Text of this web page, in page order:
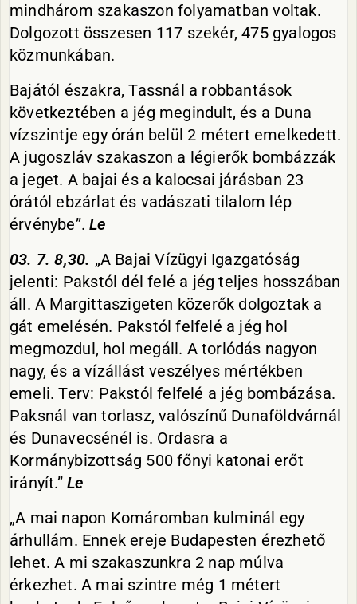
mindhárom szakaszon folyamatban voltak.
Dolgozott összesen 117 szekér, 475 gyalogos
közmunkában.
Bajától északra, Tassnál a robbantások
következtében a jég megindult, és a Duna
vízszintje egy órán belül 2 métert emelkedett.
A jugoszláv szakaszon a légierők bombázzák
a jeget. A bajai és a kalocsai járásban 23
órától ebzárlat és vadászati tilalom lép
érvénybe”.Le
03. 7. 8,30. „A Bajai Vízügyi Igazgatóság
jelenti: Pakstól dél felé a jég teljes hosszában
áll. A Margittaszigeten közerők dolgoztak a
gát emelésén. Pakstól felfelé a jég hol
megmozdul, hol megáll. A torlódás nagyon
nagy, és a vízállást veszélyes mértékben
emeli. Terv: Pakstól felfelé a jég bombázása.
Paksnál van torlasz, valószínű Dunaföldvárnál
és Dunavecsénél is. Ordasra a
Kormánybizottság 500 főnyi katonai erőt
irányít.” Le
„A mai napon Komáromban kulminál egy
árhullám. Ennek ereje Budapesten érezhető
lehet. A mi szakaszunkra 2 nap múlva
érkezhet. A mai szintre még 1 métert